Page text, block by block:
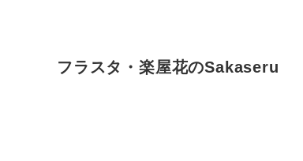
フラスタ・楽屋花のSakaseru